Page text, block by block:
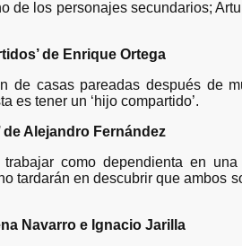
de los personajes secundarios;
de Enrique Ortega
de casas pareadas después de
es tener un ‘hijo compartido’.
de Alejandro Fernández
como dependienta en
tardarán en descubrir que ambos
Navarro e Ignacio Jarilla